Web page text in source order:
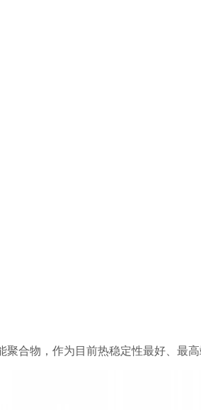
合物，作为目前热稳定性最好、最